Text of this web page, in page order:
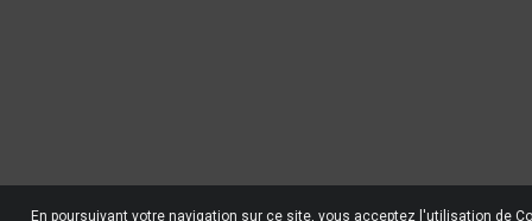
En poursuivant votre navigation sur ce site, vous acceptez l'utilisation de